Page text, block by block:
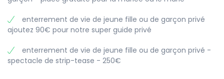
35€ par participant
Minimum 10 participants (visites privées uniquement)
Enterrement de vie de jeune fille
Anniversaires
enterrement de vie de jeune fille ou de garçon privé
ajoutez 90€ pour notre super guide privé
enterrement de vie de jeune fille ou de garçon privé -
spectacle de strip-tease - 250€